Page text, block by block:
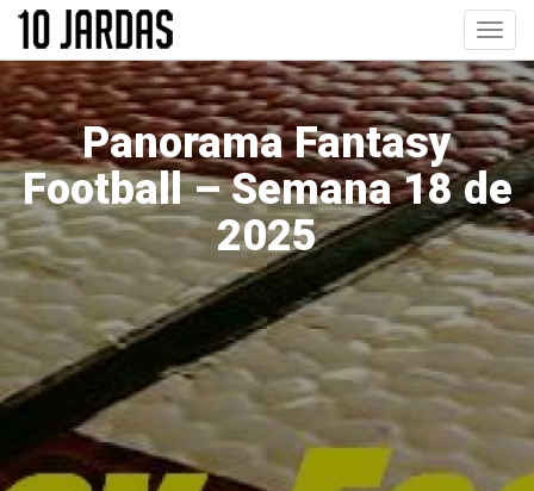
Pular
o
conteúdo
principal
Panorama Fantasy
Football – Semana 18 de
2025